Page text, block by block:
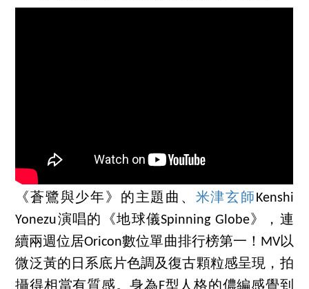
《蒼鷺與少年》的主題曲、 米津玄師 Kenshi
Yonezu演唱的《地球儀Spinning Globe》，連
續兩週位居Oricon數位單曲排行榜第一！MV以
微泛黃的日系底片色調及復古顆粒感呈現，拍
攝得相當有質感。身為F型人格的儂編感覺到